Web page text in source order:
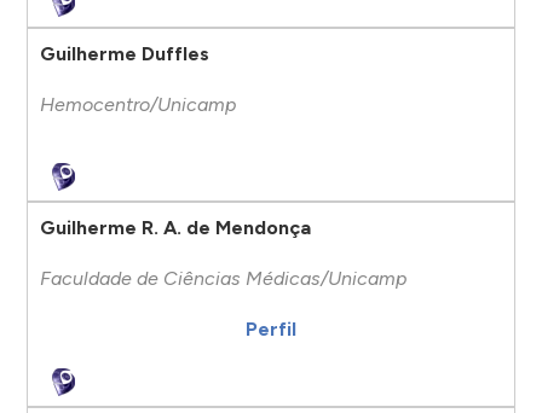
Guilherme Duffles
Hemocentro/Unicamp
Guilherme R. A. de Mendonça
Faculdade de Ciências Médicas/Unicamp
Perfil